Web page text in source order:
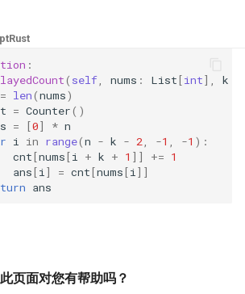
过一半
数
大和
出现的次
位的数字
的数
面积
形
值
Rust
:
( self, nums : List[int], k
= len(nums)
= Counter()
= [0] * n
i in range(n - k - 2, -1 , -1 ):
cnt[nums[i + k + 1 ]] += 1
ans[i] = cnt[nums[i]]
ans
此页面对您有帮助吗？